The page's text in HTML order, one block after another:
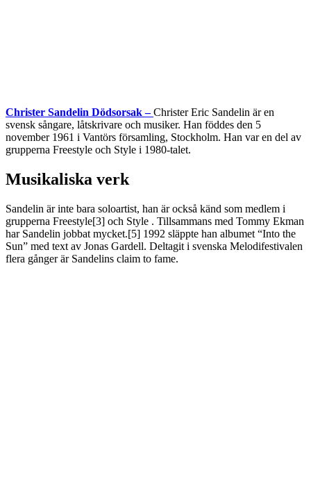
Christer Sandelin Dödsorsak –Christer Eric Sandelin är en
svensk sångare, låtskrivare och musiker. Han föddes den 5
november 1961 i Vantörs församling, Stockholm. Han var en del av
grupperna Freestyle och Style i 1980-talet.
Musikaliska verk
Sandelin är inte bara soloartist, han är också känd som medlem i
grupperna Freestyle[3] och Style . Tillsammans med Tommy Ekman
har Sandelin jobbat mycket.[5] 1992 släppte han albumet “Into the
Sun” med text av Jonas Gardell. Deltagit i svenska Melodifestivalen
flera gånger är Sandelins claim to fame.